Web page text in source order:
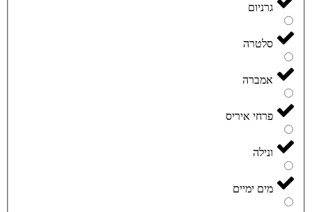
גרניום
סלטרה
אמברה
פרחי איריס
ונילה
מים ימיים